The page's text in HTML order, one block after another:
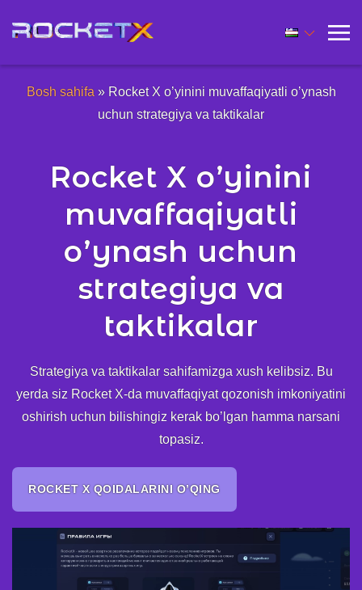
Bosh sahifa» Rocket X o’yinini muvaffaqiyatli o’ynash
uchun strategiya va taktikalar
Rocket X o’yinini
muvaffaqiyatli
o’ynash uchun
strategiya va
taktikalar
Strategiya va taktikalar sahifamizga xush kelibsiz. Bu
yerda siz Rocket X-da muvaffaqiyat qozonish imkoniyatini
oshirish uchun bilishingiz kerak bo’lgan hamma narsani
topasiz.
ROCKET X QOIDALARINI O’QING